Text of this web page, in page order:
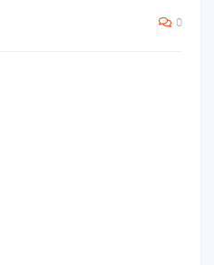
0